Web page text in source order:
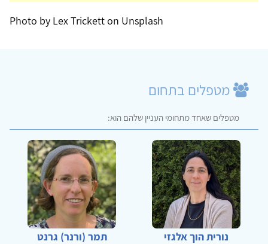
Photo by Lex Trickett on Unsplash
מטפלים בתחום
מטפלים שאחד מתחומי העניין שלהם הוא:
נורית הוך אלגזי תמר (ורנר) גרנט